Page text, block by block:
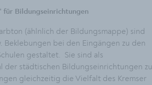
für Bildungseinrichtungen
(ählnlich der Bildungsmappe) sind
Beklebungen bei den Eingängen zu den
gestaltet. Sie sind als
der städtischen Bildungseinrichtungen zu
gleichzeitig die Vielfalt des Kremser